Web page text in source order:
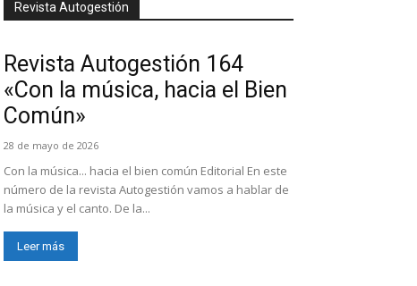
Revista Autogestión
Revista Autogestión 164
«Con la música, hacia el Bien
Común»
28 de mayo de 2026
Con la música... hacia el bien común Editorial En este
número de la revista Autogestión vamos a hablar de
la música y el canto. De la...
Leer más